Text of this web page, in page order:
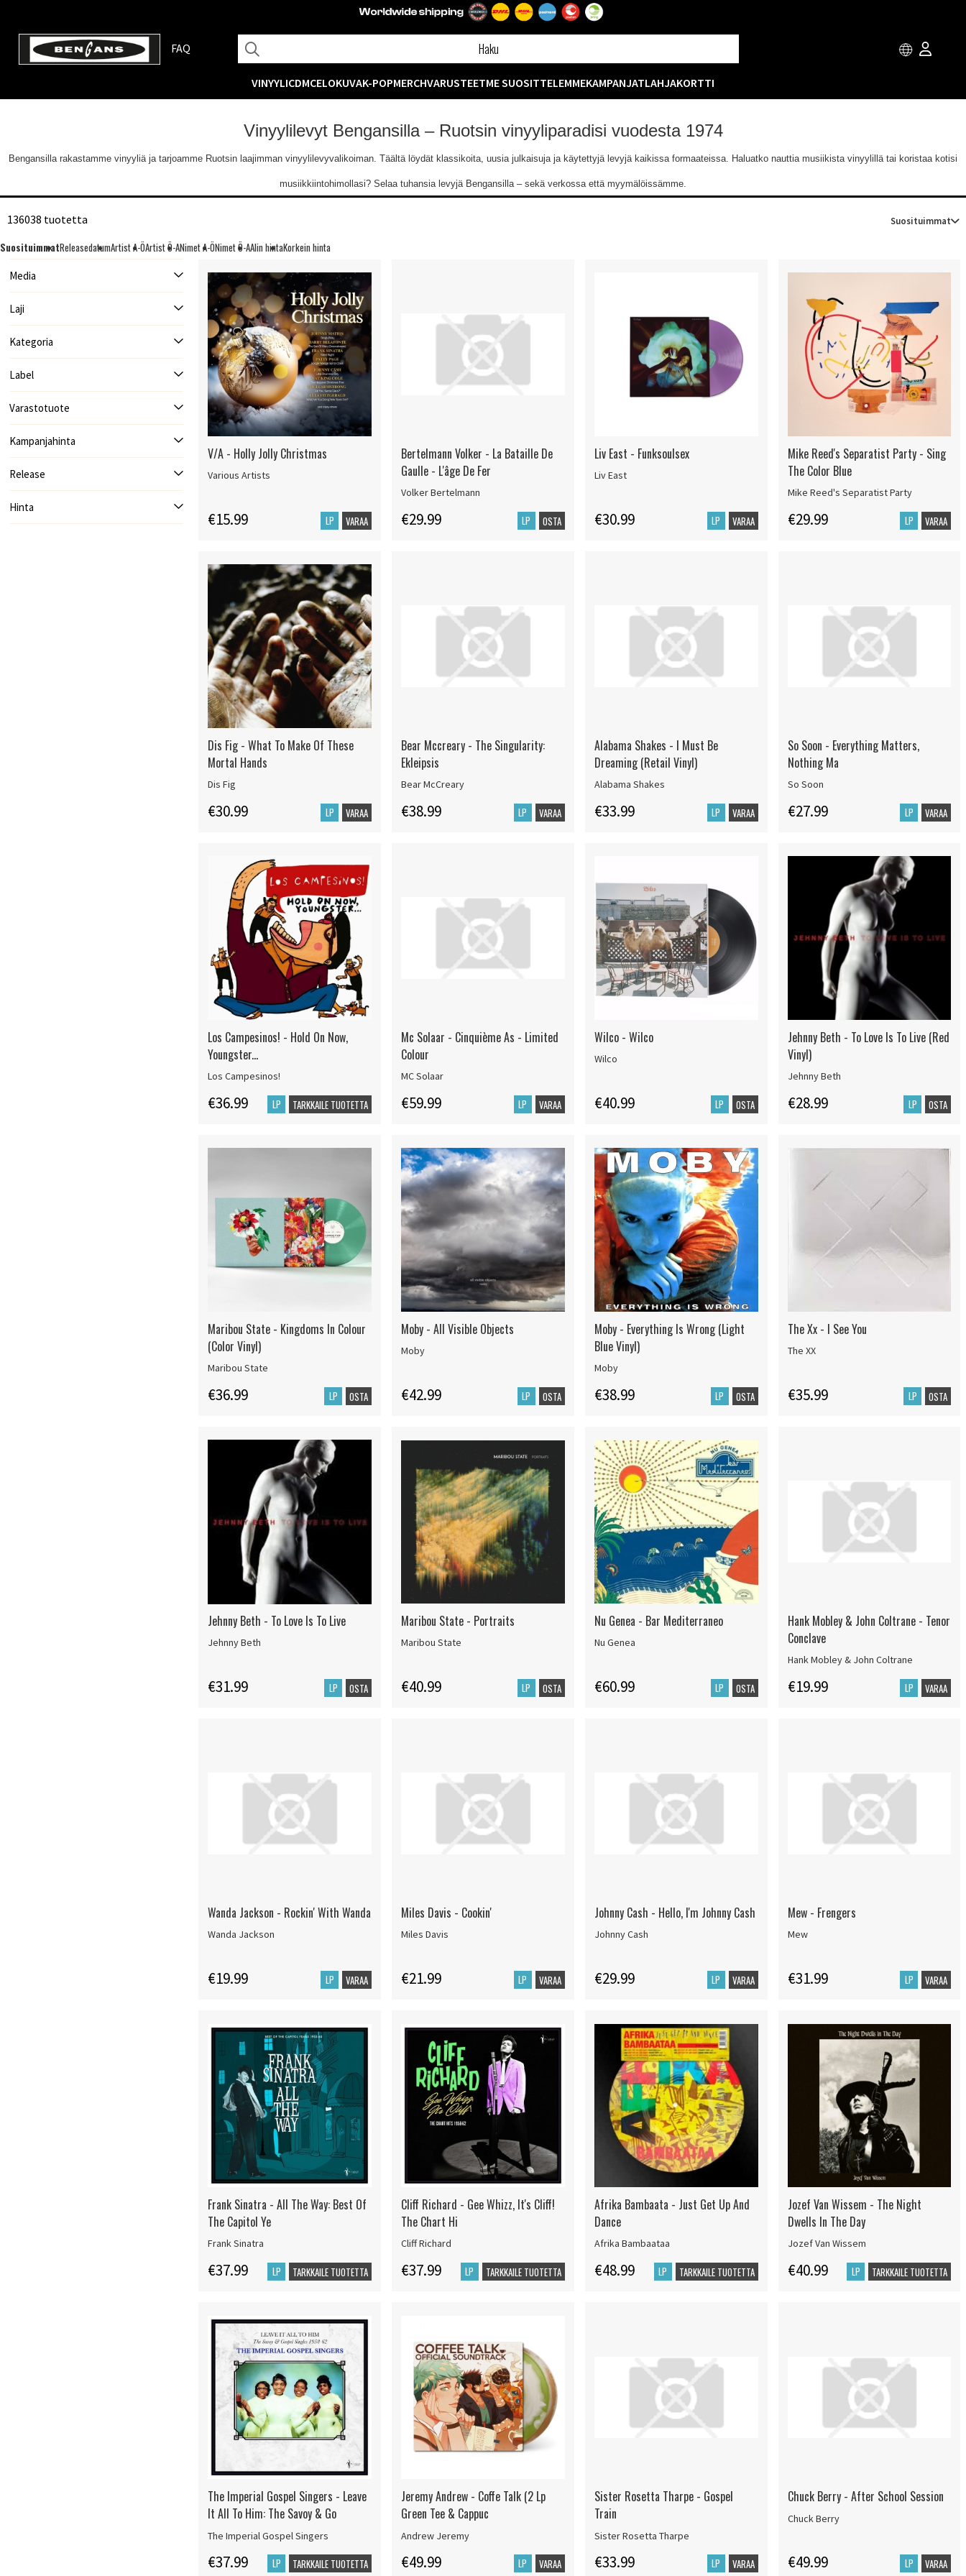
FAQ
VINYYLICDMCELOKUVAK-POPMERCHVARUSTEETME SUOSITTELEMMEKAMPANJATLAHJAKORTTI
Vinyylilevyt Bengansilla – Ruotsin vinyyliparadisi vuodesta 1974
Bengansilla rakastamme vinyyliä ja tarjoamme Ruotsin laajimman vinyylilevyvalikoiman. Täältä löydät klassikoita, uusia julkaisuja ja käytettyjä levyjä kaikissa formaateissa. Haluatko nauttia musiikista vinyylillä tai koristaa kotisi
musiikkiintohimollasi? Selaa tuhansia levyjä Bengansilla – sekä verkossa että myymälöissämme.
136038 tuotetta Suosituimmat
SuosituimmatReleasedatumArtist A-ÖArtist Ö-ANimet A-ÖNimet Ö-AAlin hintaKorkein hinta
Media
Laji
Kategoria
Label
Varastotuote
Kampanjahinta
Release
Hinta
V/A - Holly Jolly Christmas
Various Artists
€15.99 LP VARAA
Bertelmann Volker - La Bataille De
Gaulle - L'âge De Fer
Volker Bertelmann
€29.99 LP OSTA
Liv East - Funksoulsex
Liv East
€30.99 LP VARAA
Mike Reed's Separatist Party - Sing
The Color Blue
Mike Reed's Separatist Party
€29.99 LP VARAA
Dis Fig - What To Make Of These
Mortal Hands
Dis Fig
€30.99 LP VARAA
Bear Mccreary - The Singularity:
Ekleipsis
Bear McCreary
€38.99 LP VARAA
Alabama Shakes - I Must Be
Dreaming (Retail Vinyl)
Alabama Shakes
€33.99 LP VARAA
So Soon - Everything Matters,
Nothing Ma
So Soon
€27.99 LP VARAA
Los Campesinos! - Hold On Now,
Youngster...
Los Campesinos!
€36.99 LP TARKKAILE TUOTETTA
Mc Solaar - Cinquième As - Limited
Colour
MC Solaar
€59.99 LP VARAA
Wilco - Wilco
Wilco
€40.99 LP OSTA
Jehnny Beth - To Love Is To Live (Red
Vinyl)
Jehnny Beth
€28.99 LP OSTA
Maribou State - Kingdoms In Colour
(Color Vinyl)
Maribou State
€36.99 LP OSTA
Moby - All Visible Objects
Moby
€42.99 LP OSTA
Moby - Everything Is Wrong (Light
Blue Vinyl)
Moby
€38.99 LP OSTA
The Xx - I See You
The XX
€35.99 LP OSTA
Jehnny Beth - To Love Is To Live
Jehnny Beth
€31.99 LP OSTA
Maribou State - Portraits
Maribou State
€40.99 LP OSTA
Nu Genea - Bar Mediterraneo
Nu Genea
€60.99 LP OSTA
Hank Mobley & John Coltrane - Tenor
Conclave
Hank Mobley & John Coltrane
€19.99 LP VARAA
Wanda Jackson - Rockin' With Wanda
Wanda Jackson
€19.99 LP VARAA
Miles Davis - Cookin'
Miles Davis
€21.99 LP VARAA
Johnny Cash - Hello, I'm Johnny Cash
Johnny Cash
€29.99 LP VARAA
Mew - Frengers
Mew
€31.99 LP VARAA
Frank Sinatra - All The Way: Best Of
The Capitol Ye
Frank Sinatra
€37.99 LP TARKKAILE TUOTETTA
Cliff Richard - Gee Whizz, It's Cliff!
The Chart Hi
Cliff Richard
€37.99 LP TARKKAILE TUOTETTA
Afrika Bambaata - Just Get Up And
Dance
Afrika Bambaataa
€48.99 LP TARKKAILE TUOTETTA
Jozef Van Wissem - The Night
Dwells In The Day
Jozef Van Wissem
€40.99 LP TARKKAILE TUOTETTA
The Imperial Gospel Singers - Leave
It All To Him: The Savoy & Go
The Imperial Gospel Singers
€37.99 LP TARKKAILE TUOTETTA
Jeremy Andrew - Coffe Talk (2 Lp
Green Tee & Cappuc
Andrew Jeremy
€49.99 LP VARAA
Sister Rosetta Tharpe - Gospel
Train
Sister Rosetta Tharpe
€33.99 LP VARAA
Chuck Berry - After School Session
Chuck Berry
€49.99 LP VARAA